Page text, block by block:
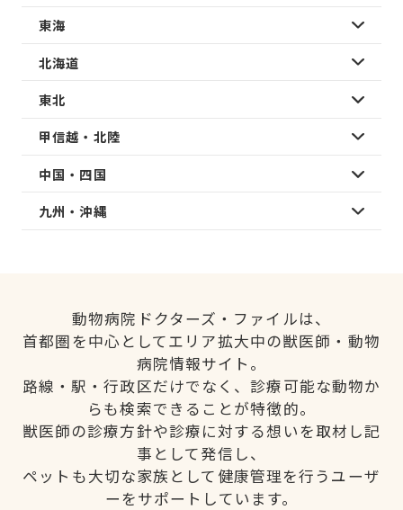
東海
北海道
東北
甲信越・北陸
中国・四国
九州・沖縄
動物病院ドクターズ・ファイルは、
首都圏を中心としてエリア拡大中の獣医師・動物
病院情報サイト。
路線・駅・行政区だけでなく、診療可能な動物か
らも検索できることが特徴的。
獣医師の診療方針や診療に対する想いを取材し記
事として発信し、
ペットも大切な家族として健康管理を行うユーザ
ーをサポートしています。